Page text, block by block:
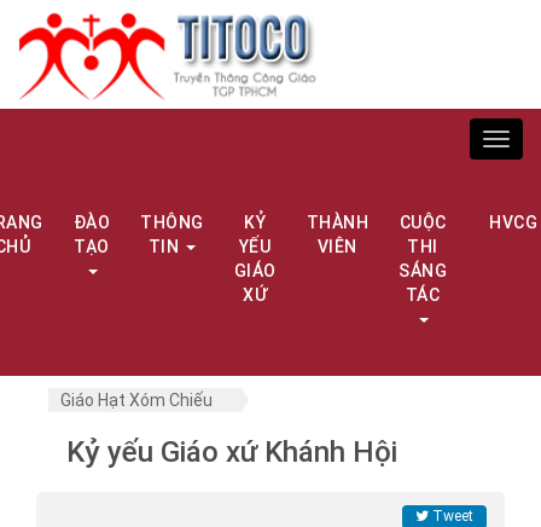
ĐÀO
TẠO
THÔNG
TIN
KỶ
YẾU
GIÁO
XỨ
THÀNH
VIÊN
CUỘC
THI
SÁNG
TÁC
HVCG
Giáo Hạt Xóm Chiếu
Kỷ yếu Giáo xứ Khánh Hội
Tweet